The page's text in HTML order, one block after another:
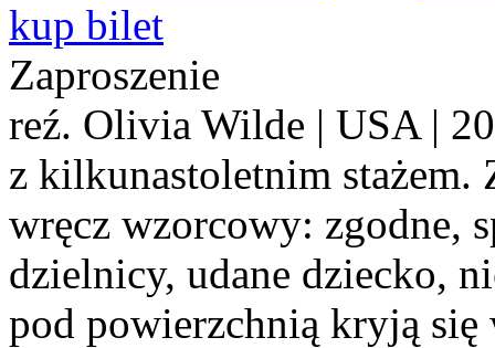
kup bilet
Zaproszenie
reź. Olivia Wilde | USA |
z kilkunastoletnim stażem.
wręcz wzorcowy: zgodne,
dzielnicy, udane dziecko,
pod powierzchnią kryją się